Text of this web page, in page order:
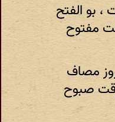
بو الفتح
مفتوح
مصاف
صبوح